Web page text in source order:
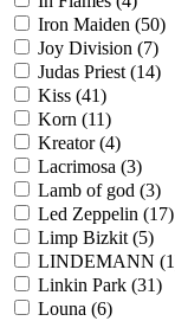
Iron Maiden (50)
Joy Division (7)
Judas Priest(14)
Kiss (41)
Korn (11)
Kreator(4)
Lacrimosa (3)
Lamb of god (3)
Led Zeppelin (17)
Limp Bizkit(5)
LINDEMANN
Linkin Park (31)
Louna (6)